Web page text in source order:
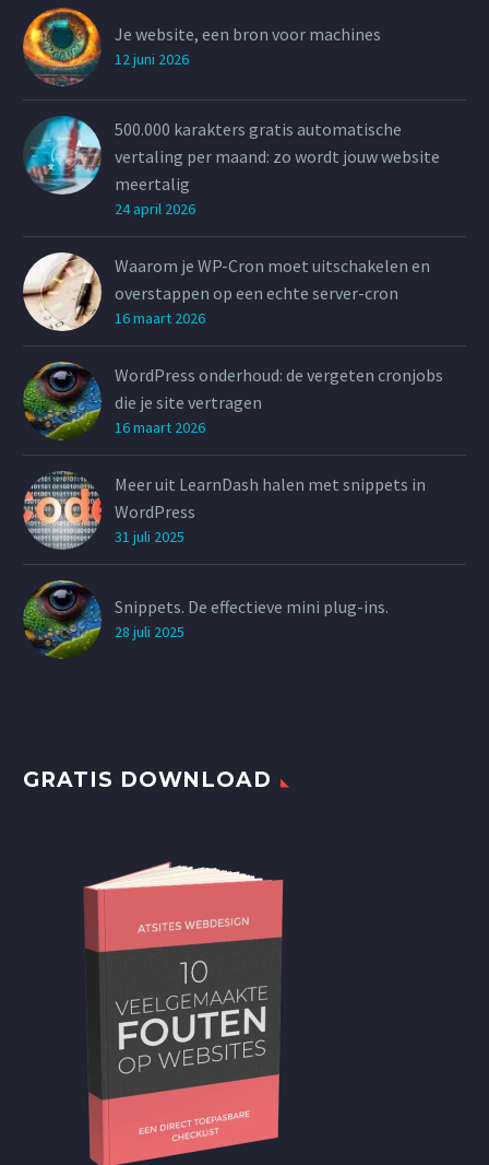
Je website, een bron voor machines
12 juni 2026
500.000 karakters gratis automatische
vertaling per maand: zo wordt jouw website
meertalig
24 april 2026
Waarom je WP-Cron moet uitschakelen en
overstappen op een echte server-cron
16 maart 2026
WordPress onderhoud: de vergeten cronjobs
die je site vertragen
16 maart 2026
Meer uit LearnDash halen met snippets in
WordPress
31 juli 2025
Snippets. De effectieve mini plug-ins.
28 juli 2025
GRATIS DOWNLOAD